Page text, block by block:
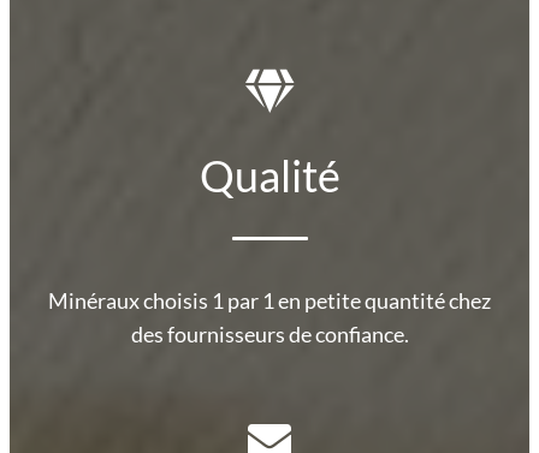
Qualité
Minéraux choisis 1 par 1 en petite quantité chez
des fournisseurs de confiance.